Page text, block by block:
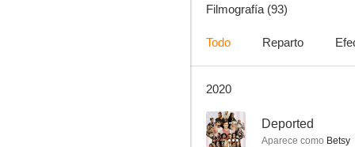
Eduardo Manostijeras
7.8
Filmografía (93)
Todo Reparto
2020
-- Deported
Aparece como Betsy